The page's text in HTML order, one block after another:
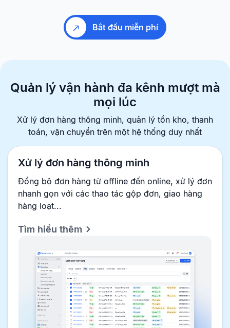
Bắt đầu miễn phí
Quản lý vận hành đa kênh mượt mà
mọi lúc
Xử lý đơn hàng thông minh, quản lý tồn kho, thanh
toán, vận chuyển trên một hệ thống duy nhất
Xử lý đơn hàng thông minh
Đồng bộ đơn hàng từ offline đến online, xử lý đơn
nhanh gọn với các thao tác gộp đơn, giao hàng
hàng loạt...
Tìm hiểu thêm